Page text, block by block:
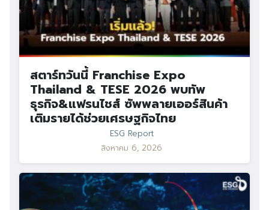
สตาร์ทวันนี้ Franchise Expo
Thailand & TESE 2026 พบทัพ
ธุรกิจ&แฟรนไชส์ ซัพพลายเออร์สินค้า
เติมรายได้ช่วยเศรษฐกิจไทย
ESG Report
สิงหาคม 6, 2026